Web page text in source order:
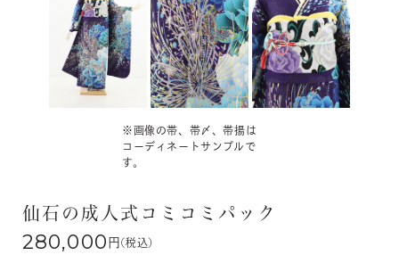
※画像の帯、帯〆、帯揚は
コーディネートサンプルで
す。
仙石の成人式コミコミパック
280,000 円 (税込)